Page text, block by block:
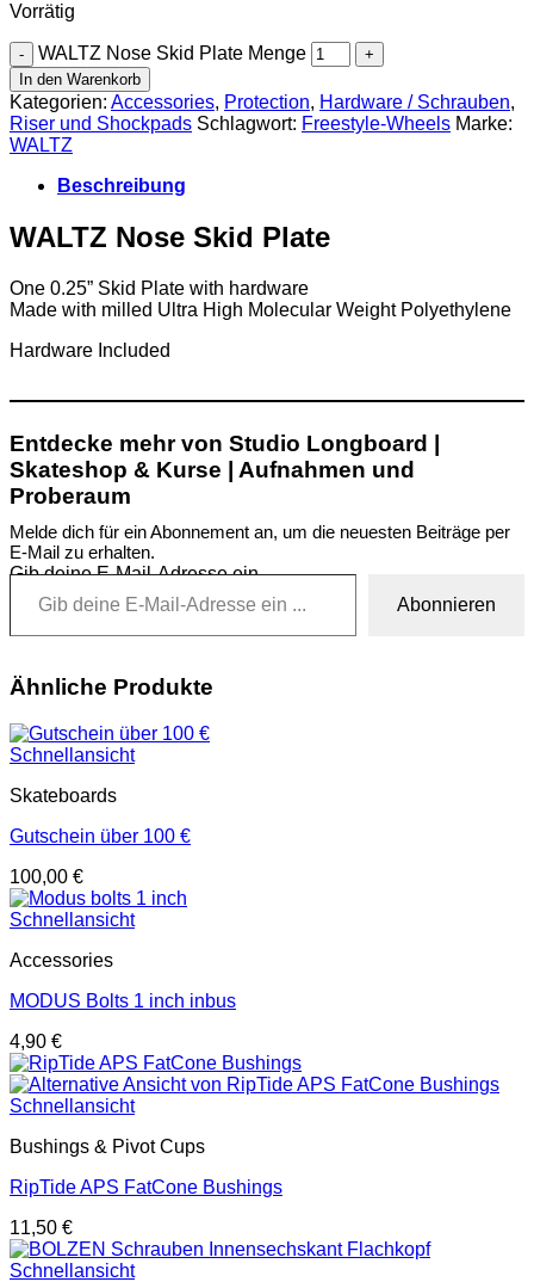
Vorrätig
WALTZ Nose Skid Plate Menge
In den Warenkorb
Kategorien: Accessories, Protection, Hardware / Schrauben,
Riser und Shockpads Schlagwort: Freestyle-Wheels Marke:
WALTZ
Beschreibung
WALTZ Nose Skid Plate
One 0.25” Skid Plate with hardware
Made with milled Ultra High Molecular Weight Polyethylene
Hardware Included
Entdecke mehr von Studio Longboard |
Skateshop & Kurse | Aufnahmen und
Proberaum
Melde dich für ein Abonnement an, um die neuesten Beiträge per
E-Mail zu erhalten.
Gib deine E-Mail-Adresse ein ...
Abonnieren
Ähnliche Produkte
Schnellansicht
Skateboards
Gutschein über 100 €
100,00 €
Schnellansicht
Accessories
MODUS Bolts 1 inch inbus
4,90 €
Schnellansicht
Bushings & Pivot Cups
RipTide APS FatCone Bushings
11,50 €
Schnellansicht